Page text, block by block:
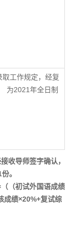
工作规定，经复
2021年全日制
收导师签字确认，
。
（初试外国语成绩
成绩×20%+复试综